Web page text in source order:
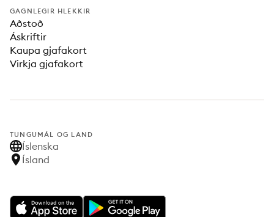
GAGNLEGIR HLEKKIR
Aðstoð
Áskriftir
Kaupa gjafakort
Virkja gjafakort
TUNGUMÁL OG LAND
Íslenska
Ísland